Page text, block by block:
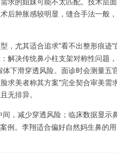
后肿胀感较明显，缝合手法一般
，尤其适合追求"看不出整形痕迹
决传统鼻小柱支架对称性问题，
下滑穿透风险。面诊时会测量五
求美者称其方案"完全契合审美需
无排异。
，减少穿透风险；临床数据显示
例。李翔适合偏好自然妈生鼻的